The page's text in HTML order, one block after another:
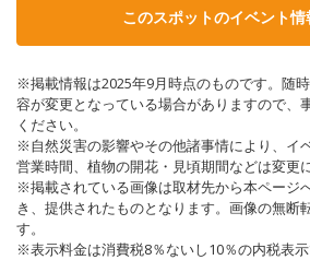
このスポットのイベント情
※掲載情報は2025年9月時点のものです。随
容が変更となっている場合がありますので、
ください。
※自然災害の影響やその他諸事情により、イ
営業時間、植物の開花・見頃期間などは変更
※掲載されている画像は取材先から本ページ
き、提供されたものとなります。画像の無断
す。
※表示料金は消費税8％ないし10％の内税表示